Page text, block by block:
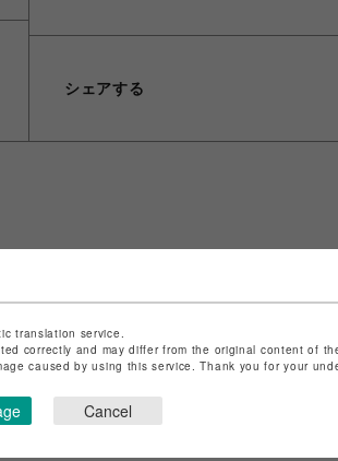
シェアする
translation service.
correctly and may differ from the original content of
caused by using this service. Thank you for your
Cancel